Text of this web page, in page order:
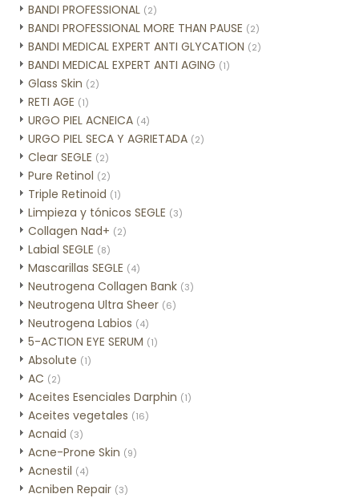
BANDI PROFESSIONAL (2)
BANDI PROFESSIONAL MORE THAN PAUSE (2)
BANDI MEDICAL EXPERT ANTI GLYCATION (2)
BANDI MEDICAL EXPERT ANTI AGING (1)
Glass Skin (2)
RETI AGE (1)
URGO PIEL ACNEICA (4)
URGO PIEL SECA Y AGRIETADA (2)
Clear SEGLE (2)
Pure Retinol (2)
Triple Retinoid (1)
Limpieza y tónicos SEGLE (3)
Collagen Nad+ (2)
Labial SEGLE (8)
Mascarillas SEGLE (4)
Neutrogena Collagen Bank (3)
Neutrogena Ultra Sheer (6)
Neutrogena Labios (4)
5-ACTION EYE SERUM (1)
Absolute (1)
AC (2)
Aceites Esenciales Darphin (1)
Aceites vegetales (16)
Acnaid (3)
Acne-Prone Skin (9)
Acnestil (4)
Acniben Repair (3)